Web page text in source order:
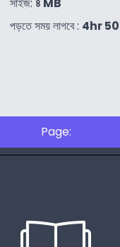
সাইজ: ৪ MB
পড়তে সময় লাগবে : 4hr
Page: